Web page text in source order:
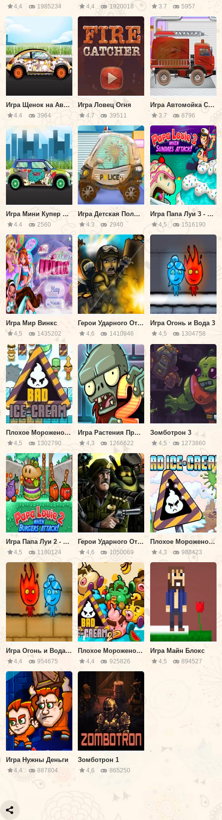
4,4 1985234 4,4 1920018 3.7 5957
Игра Щенок на Автомойке
4.4 3964
Игра Ловец Огня
4.7 39511
Игра Автомойка Спасательных Машин
3.7 8796
Игра Мини Купер на Автомойке
4.4 2560
Игра Детская Полицейская Автомойка
4.3 2940
Игра Папа Луи 3 - Атака Мороженого
4,5 1516190
Игра Мир Винкс
4,5 1435202
Герои Ударного Отряда 1
4,6 1410946
Игра Огонь и Вода 3
4,5 1304758
Плохое Мороженое 1
4,5 1302790
Игра Растения Против Зомби 2
4,3 1266622
Зомботрон 3
4,5 1273860
Игра Папа Луи 2 - Атака Гамбургеров
4,5 1180124
Герои Ударного Отряда 2
4,6 1050069
Плохое Мороженое 3
4,3 988423
Игра Огонь и Вода в Храме Тьмы и Света
4,4 954675
Плохое Мороженое 2
4,4 925826
Игра Майн Блокс
4,5 894527
Игра Нужны Деньги
4,4 887804
Зомботрон 1
4,6 865250